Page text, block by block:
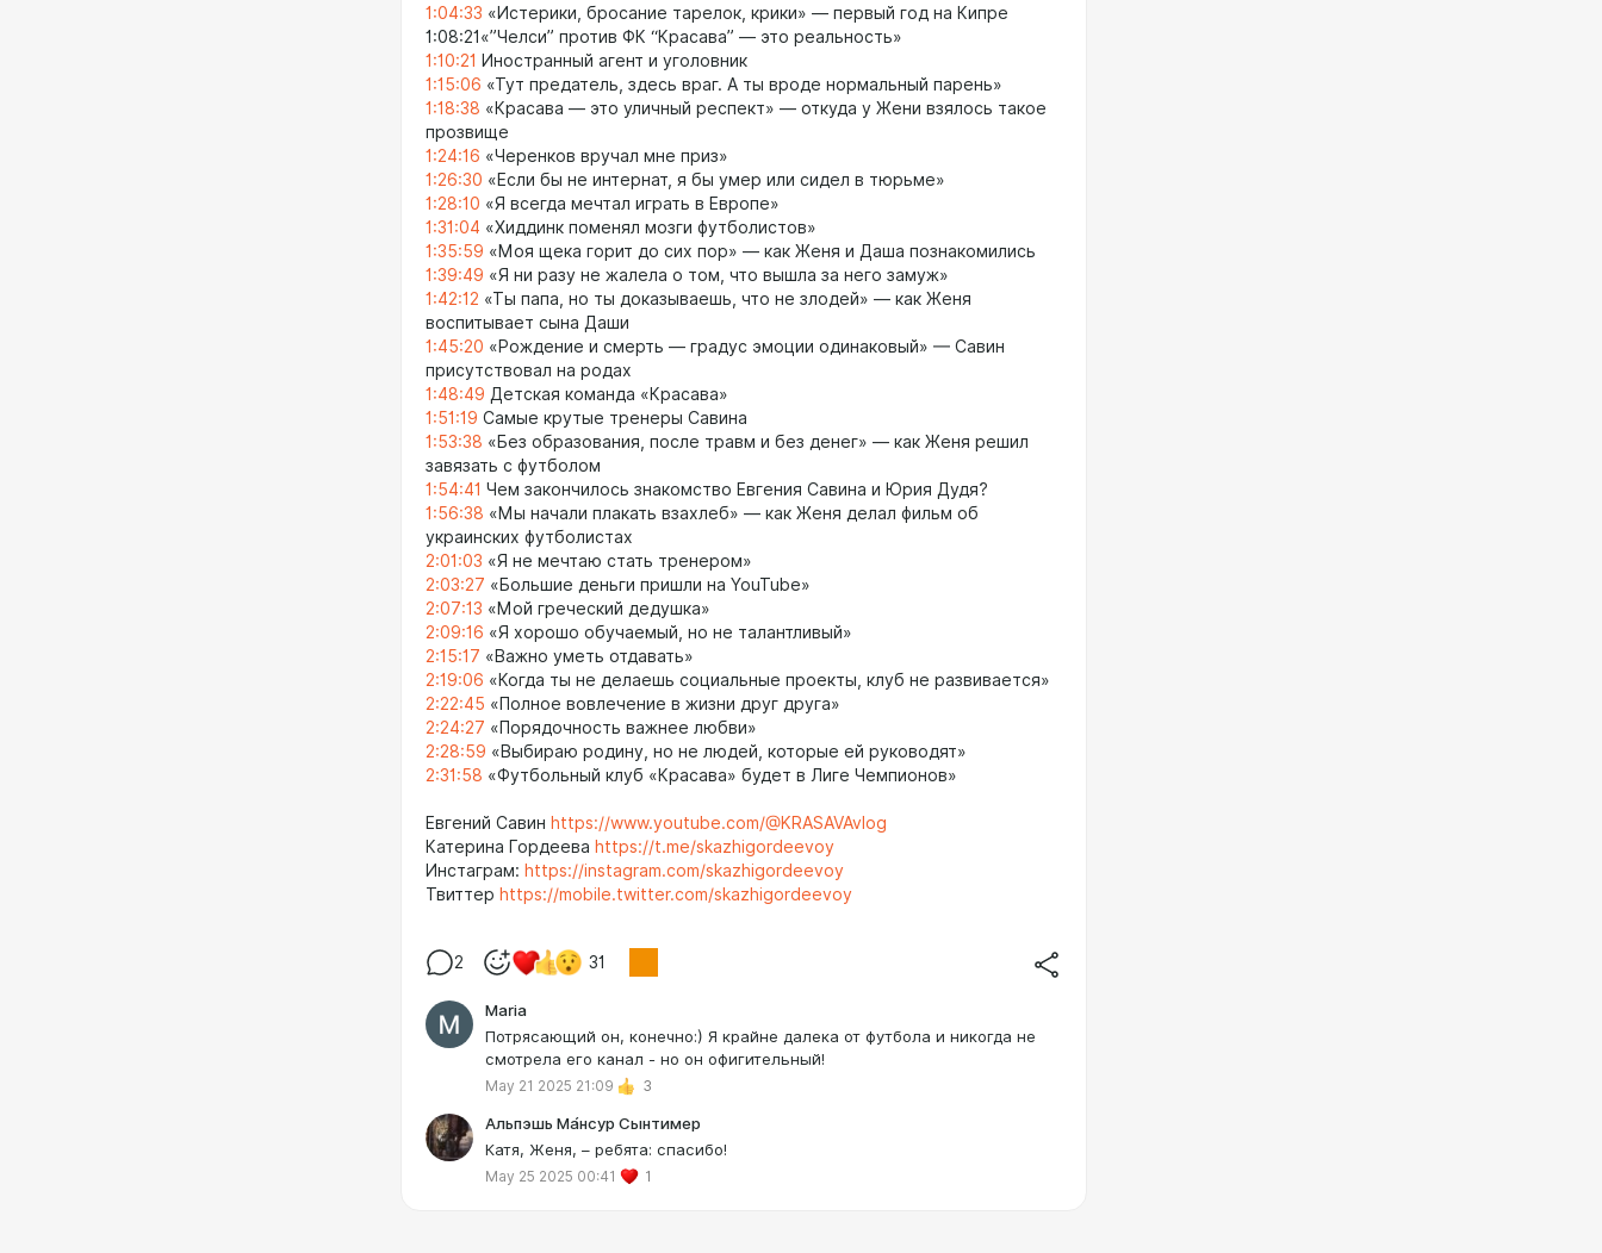
1:04:33 «Истерики, бросание тарелок, крики» — первый год на Кипре
1:08:21«”Челси” против ФК “Красава” — это реальность»
1:10:21 Иностранный агент и уголовник
1:15:06 «Тут предатель, здесь враг. А ты вроде нормальный парень»
1:18:38 «Красава — это уличный респект» — откуда у Жени взялось такое
прозвище
1:24:16 «Черенков вручал мне приз»
1:26:30 «Если бы не интернат, я бы умер или сидел в тюрьме»
1:28:10 «Я всегда мечтал играть в Европе»
1:31:04 «Хиддинк поменял мозги футболистов»
1:35:59 «Моя щека горит до сих пор» — как Женя и Даша познакомились
1:39:49 «Я ни разу не жалела о том, что вышла за него замуж»
1:42:12 «Ты папа, но ты доказываешь, что не злодей» — как Женя
воспитывает сына Даши
1:45:20 «Рождение и смерть — градус эмоции одинаковый» — Савин
присутствовал на родах
1:48:49 Детская команда «Красава»
1:51:19 Самые крутые тренеры Савина
1:53:38 «Без образования, после травм и без денег» — как Женя решил
завязать с футболом
1:54:41 Чем закончилось знакомство Евгения Савина и Юрия Дудя?
1:56:38 «Мы начали плакать взахлеб» — как Женя делал фильм об
украинских футболистах
2:01:03 «Я не мечтаю стать тренером»
2:03:27 «Большие деньги пришли на YouTube»
2:07:13 «Мой греческий дедушка»
2:09:16 «Я хорошо обучаемый, но не талантливый»
2:15:17 «Важно уметь отдавать»
2:19:06 «Когда ты не делаешь социальные проекты, клуб не развивается»
2:22:45 «Полное вовлечение в жизни друг друга»
2:24:27 «Порядочность важнее любви»
2:28:59 «Выбираю родину, но не людей, которые ей руководят»
2:31:58 «Футбольный клуб «Красава» будет в Лиге Чемпионов»
Евгений Савин https://www.youtube.com/@KRASAVAvlog
Катерина Гордеева https://t.me/skazhigordeevoy
Инстаграм: https://instagram.com/skazhigordeevoy
Твиттер https://mobile.twitter.com/skazhigordeevoy
2 31
Maria
Потрясающий он, конечно:) Я крайне далека от футбола и никогда не
смотрела его канал - но он офигительный!
May 21 2025 21:09 3
Альпэшь Ма́нсур Сынтимер
Катя, Женя, – ребята: спасибо!
May 25 2025 00:41 1